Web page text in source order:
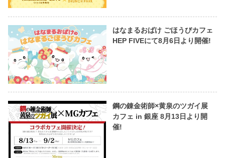
はなまるおばけ ごほうびカフェ
HEP FIVEにて8月6日より開催!
鋼の錬金術師×黄泉のツガイ展
カフェ in 銀座 8月13日より開
催!